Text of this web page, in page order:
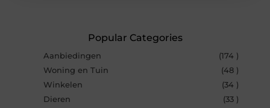
Popular Categories
Aanbiedingen
(174 )
Woning en Tuin
(48 )
Winkelen
(34 )
Dieren
(33 )